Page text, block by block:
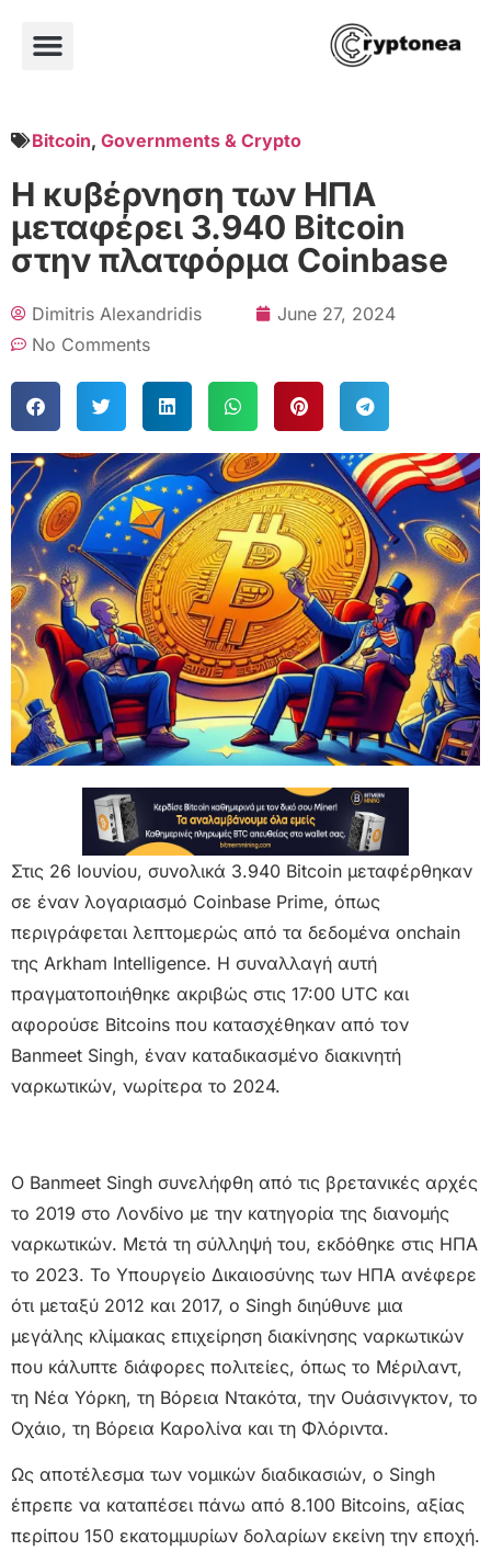
Bitcoin, Governments & Crypto
Η κυβέρνηση των ΗΠΑ
μεταφέρει 3.940 Bitcoin
στην πλατφόρμα Coinbase
Dimitris Alexandridis
June 27, 2024
No Comments
Στις 26 Ιουνίου, συνολικά 3.940 Bitcoin μεταφέρθηκαν
σε έναν λογαριασμό Coinbase Prime, όπως
περιγράφεται λεπτομερώς από τα δεδομένα onchain
της Arkham Intelligence. Η συναλλαγή αυτή
πραγματοποιήθηκε ακριβώς στις 17:00 UTC και
αφορούσε Bitcoins που κατασχέθηκαν από τον
Banmeet Singh, έναν καταδικασμένο διακινητή
ναρκωτικών, νωρίτερα το 2024.
Ο Banmeet Singh συνελήφθη από τις βρετανικές αρχές
το 2019 στο Λονδίνο με την κατηγορία της διανομής
ναρκωτικών. Μετά τη σύλληψή του, εκδόθηκε στις ΗΠΑ
το 2023. Το Υπουργείο Δικαιοσύνης των ΗΠΑ ανέφερε
ότι μεταξύ 2012 και 2017, ο Singh διηύθυνε μια
μεγάλης κλίμακας επιχείρηση διακίνησης ναρκωτικών
που κάλυπτε διάφορες πολιτείες, όπως το Μέριλαντ,
τη Νέα Υόρκη, τη Βόρεια Ντακότα, την Ουάσινγκτον, το
Οχάιο, τη Βόρεια Καρολίνα και τη Φλόριντα.
Ως αποτέλεσμα των νομικών διαδικασιών, ο Singh
έπρεπε να καταπέσει πάνω από 8.100 Bitcoins, αξίας
περίπου 150 εκατομμυρίων δολαρίων εκείνη την εποχή.